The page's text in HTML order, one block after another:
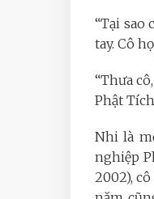
“Tại sao
tay. Cô
“Thưa
Phật
Nhi là
nghiệp
2002),